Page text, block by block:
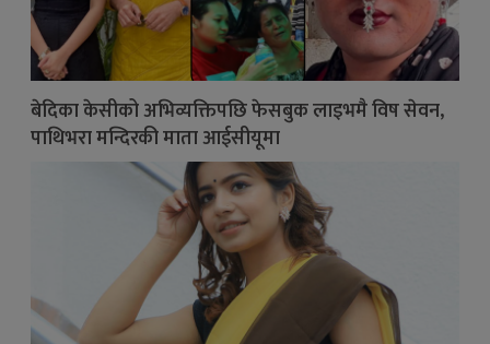
बेदिका केसीको अभिव्यक्तिपछि फेसबुक लाइभमै विष सेवन,
पाथिभरा मन्दिरकी माता आईसीयूमा